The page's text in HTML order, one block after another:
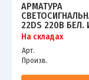
АРМАТУРА
22DS 220В БЕЛ.
BLS10-ADDS-230-
На складах
Арт.
Произв.